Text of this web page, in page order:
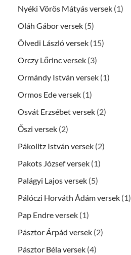
Nyéki Vörös Mátyás versek (1)
Oláh Gábor versek (5)
Ölvedi László versek (15)
Orczy Lőrinc versek (3)
Ormándy István versek (1)
Ormos Ede versek (1)
Osvát Erzsébet versek (2)
Őszi versek (2)
Pákolitz István versek (2)
Pakots József versek (1)
Palágyi Lajos versek (5)
Pálóczi Horváth Ádám versek (1)
Pap Endre versek (1)
Pásztor Árpád versek (2)
Pásztor Béla versek (4)